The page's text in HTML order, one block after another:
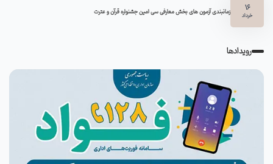
16
خرداد زمانبندی آزمون های بخش معارفی سی امین جشنواره قرآن و عترت
رویدادها